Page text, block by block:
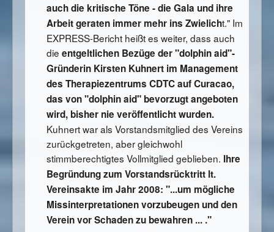
auch die kritische Töne - die Gala und ihre
Arbeit geraten immer mehr ins Zwielicht." Im
EXPRESS-Bericht heißt es weiter, dass auch
die entgeltlichen Bezüge der "dolphin aid"-
Gründerin Kirsten Kuhnert im Management
des Therapiezentrums CDTCauf Curacao,
das von "dolphin aid" bevorzugt angeboten
wird, bisher nie veröffentlicht wurden.
Kuhnert war als Vorstandsmitglied des Vereins
zurückgetreten, aber gleichwohl
stimmberechtigtes Vollmitglied geblieben. Ihre
Begründung zum Vorstandsrücktritt lt.
Vereinsakte im Jahr 2008: "...um mögliche
Missinterpretationen vorzubeugen und den
Verein vor Schaden zu bewahren ... ."